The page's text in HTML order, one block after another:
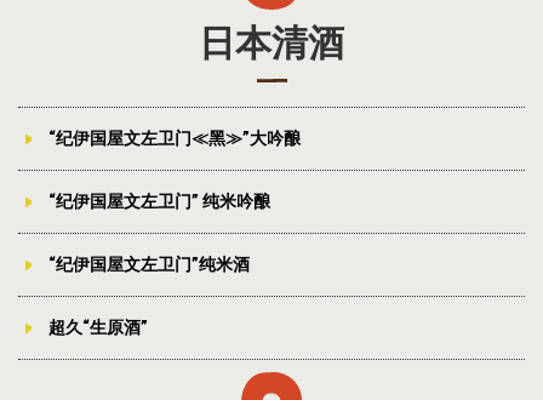
日本清酒
“纪伊国屋文左卫门≪黑≫”大吟酿
“纪伊国屋文左卫门” 纯米吟酿
“纪伊国屋文左卫门”纯米酒
超久“生原酒”